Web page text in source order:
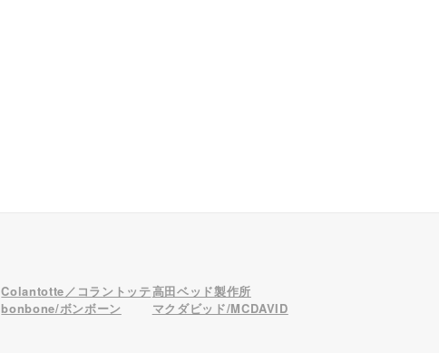
Colantotte／コラントッテ高田ベッド製作所
bonbone/ボンボーン
マクダビッド/MCDAVID